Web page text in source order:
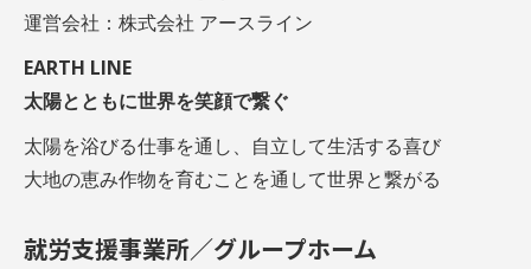
運営会社：株式会社 アースライン
EARTH LINE
太陽とともに世界を笑顔で繋ぐ
太陽を浴びる仕事を通し、自立して生活する喜び
大地の恵み作物を育むことを通して世界と繋がる
就労支援事業所／グループホーム